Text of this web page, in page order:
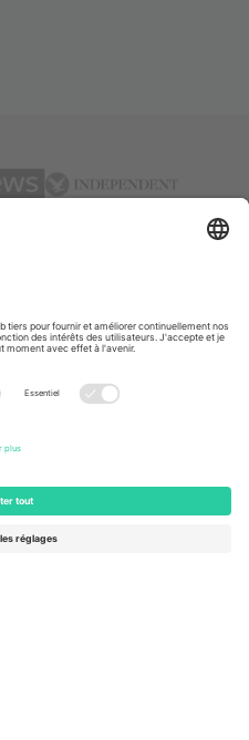
Comment ça marche
Centre d'information sur la Coupe
Nous contacter